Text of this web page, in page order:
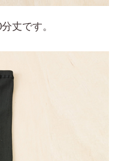
丈です。